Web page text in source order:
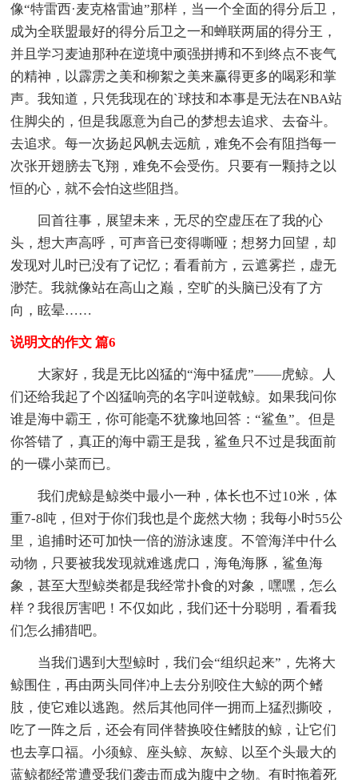
像“特雷西·麦克格雷迪”那样，当一个全面的得分后卫，
成为全联盟最好的得分后卫之一和蝉联两届的得分王，
并且学习麦迪那种在逆境中顽强拼搏和不到终点不丧气
的精神，以霹雳之美和柳絮之美来赢得更多的喝彩和掌
声。我知道，只凭我现在的`球技和本事是无法在NBA站
住脚尖的，但是我愿意为自己的梦想去追求、去奋斗。
去追求。每一次扬起风帆去远航，难免不会有阻挡每一
次张开翅膀去飞翔，难免不会受伤。只要有一颗持之以
恒的心，就不会怕这些阻挡。
回首往事，展望未来，无尽的空虚压在了我的心
头，想大声高呼，可声音已变得嘶哑；想努力回望，却
发现对儿时已没有了记忆；看看前方，云遮雾拦，虚无
渺茫。我就像站在高山之巅，空旷的头脑已没有了方
向，眩晕……
说明文的作文 篇6
大家好，我是无比凶猛的“海中猛虎”——虎鲸。人
们还给我起了个凶猛响亮的名字叫逆戟鲸。如果我问你
谁是海中霸王，你可能毫不犹豫地回答：“鲨鱼”。但是
你答错了，真正的海中霸王是我，鲨鱼只不过是我面前
的一碟小菜而已。
我们虎鲸是鲸类中最小一种，体长也不过10米，体
重7-8吨，但对于你们我也是个庞然大物；我每小时55公
里，追捕时还可加快一倍的游泳速度。不管海洋中什么
动物，只要被我发现就难逃虎口，海龟海豚，鲨鱼海
象，甚至大型鲸类都是我经常扑食的对象，嘿嘿，怎么
样？我很厉害吧！不仅如此，我们还十分聪明，看看我
们怎么捕猎吧。
当我们遇到大型鲸时，我们会“组织起来”，先将大
鲸围住，再由两头同伴冲上去分别咬住大鲸的两个鳍
肢，使它难以逃跑。然后其他同伴一拥而上猛烈撕咬，
吃了一阵之后，还会有同伴替换咬住鳍肢的鲸，让它们
也去享口福。小须鲸、座头鲸、灰鲸、以至个头最大的
蓝鲸都经常遭受我们袭击而成为腹中之物。有时拖着死